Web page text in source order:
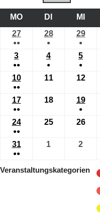
MO DI MI
27
●●
28
●
29
●
3
●●
4
●
5
●
10
●●
11 12
17
●●
18 19
●
24
●●
25 26
31
●●
1 2
Veranstaltungskategorien